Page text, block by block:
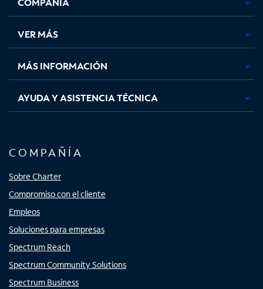
en
pestaña
nueva
en
pestaña
nueva
en
pestaña
nueva
en
nueva
VER MÁS
MÁS INFORMACIÓN
AYUDA Y ASISTENCIA TÉCNICA
COMPAÑÍA
Sobre Charter
Compromiso con el cliente
Empleos
Soluciones para empresas
Spectrum Reach
Spectrum Community Solutions
Spectrum Business